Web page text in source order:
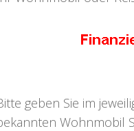
geben Sie im
Wohnmobil